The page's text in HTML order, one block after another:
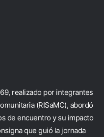
realizado por integrantes
(RISaMC), abordó
de encuentro y su impacto
que guió la jornada